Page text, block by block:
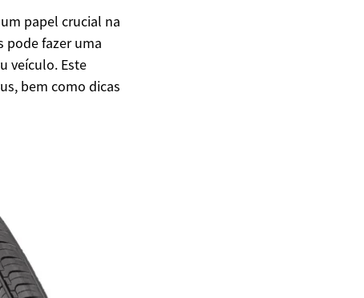
papel crucial na
pode fazer uma
veículo. Este
bem como dicas